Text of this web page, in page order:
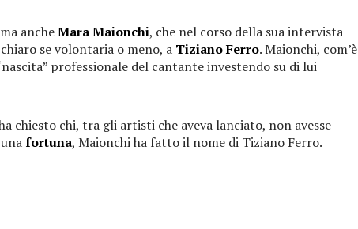
ancheMara Maionchi, che nel corso della sua intervista
se volontaria o meno, a Tiziano Ferro. Maionchi, com’è
professionale del cantante investendo su di lui
chiesto chi, tra gli artisti che aveva lanciato, non avesse
fortuna, Maionchi ha fatto il nome di Tiziano Ferro.